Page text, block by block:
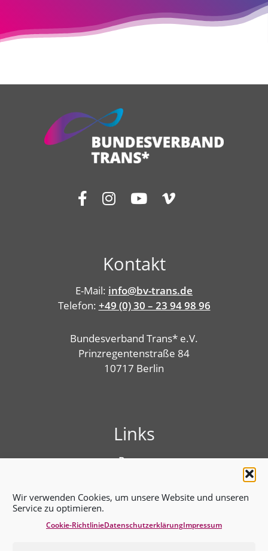
Wir verwenden Cookies, um unsere Website und unseren
Service zu optimieren.
Cookie-RichtlinieDatenschutz­erklärungImpressum
Kontakt
E-Mail: info@bv-trans.de
Telefon: +49 (0) 30 – 23 94 98 96
Bundesverband Trans* e.V.
Prinzregentenstraße 84
10717 Berlin
Links
Presse
Benutzungshinweise
Erklärung zur Barrierefreiheit